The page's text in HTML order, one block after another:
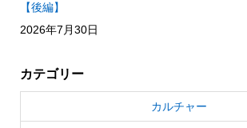
【後編】
2026年7月30日
カテゴリー
カルチャー